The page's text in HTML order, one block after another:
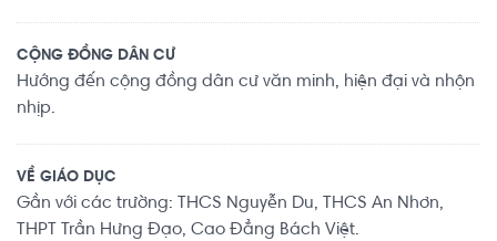
CỘNG ĐỒNG DÂN CƯ
Hướng đến cộng đồng dân cư văn minh, hiện đại và nhộn
nhịp.
VỀ GIÁO DỤC
Gần với các trường: THCS Nguyễn Du, THCS An Nhơn,
THPT Trần Hưng Đạo, Cao Đẳng Bách Việt.